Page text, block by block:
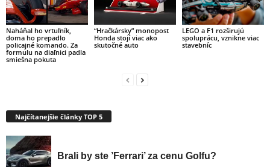
Naháňal ho vrtuľník,
doma ho prepadlo
policajné komando. Za
formulu na diaľnici padla
smiešna pokuta
“Hračkársky” monopost
Honda stojí viac ako
skutočné auto
LEGO a F1 rozširujú
spoluprácu, vznikne viac
stavebníc
Najčítanejšie články TOP 5